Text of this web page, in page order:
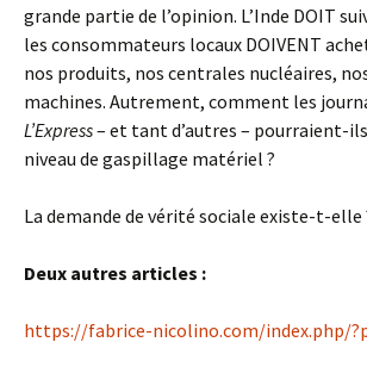
grande partie de l’opinion. L’Inde DOIT
les consommateurs locaux DOIVENT
nos produits, nos centrales nucléaires,
machines. Autrement, comment les
L’Express– et tant d’autres – pourraient-
niveau de gaspillage matériel ?
La demande de vérité sociale existe-t-elle
Deux autres articles :
https://fabrice-nicolino.com/index.php/